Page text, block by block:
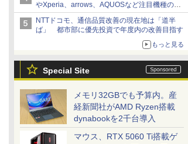
やXperia、arrows、AQUOSなど注目機種の特
徴は
NTTドコモ、通信品質改善の現在地は「道半
ば」 都市部に優先投資で年度内の改善目指す
もっと見る
Special Site
メモリ32GBでも予算内。産
経新聞社がAMD Ryzen搭載
dynabookを2千台導入
マウス、RTX 5060 Ti搭載ゲ